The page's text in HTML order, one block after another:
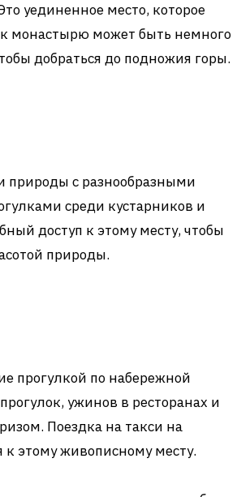
уединенное место, которое
монастырю может быть немного
добраться до подножия горы.
природы с разнообразными
среди кустарников и
доступ к этому месту, чтобы
природы.
прогулкой по набережной
ужинов в ресторанах и
Поездка на такси на
этому живописному месту.